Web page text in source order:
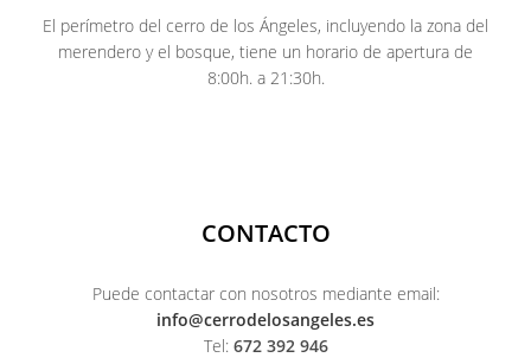
El perímetro del cerro de los Ángeles, incluyendo la zona del
merendero y el bosque, tiene un horario de apertura de
8:00h. a 21:30h.
CONTACTO
Puede contactar con nosotros mediante email:
info@cerrodelosangeles.es
Tel: 672 392 946